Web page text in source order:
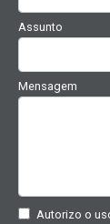
Assunto
Mensagem
Autorizo o